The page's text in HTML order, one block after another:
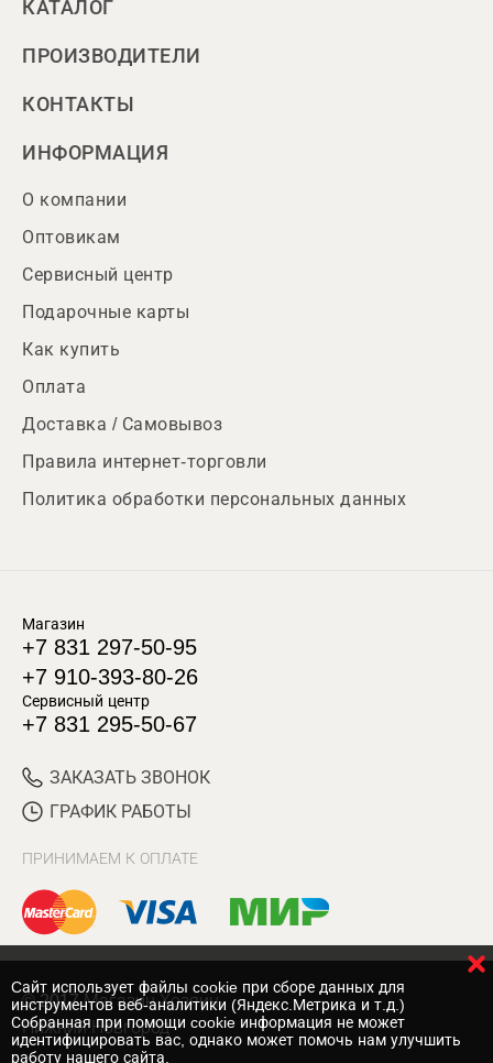
КАТАЛОГ
ПРОИЗВОДИТЕЛИ
КОНТАКТЫ
ИНФОРМАЦИЯ
О компании
Оптовикам
Сервисный центр
Подарочные карты
Как купить
Оплата
Доставка / Самовывоз
Правила интернет-торговли
Политика обработки персональных данных
Магазин
+7 831 297-50-95
+7 910-393-80-26
Сервисный центр
+7 831 295-50-67
ЗАКАЗАТЬ ЗВОНОК
ГРАФИК РАБОТЫ
ПРИНИМАЕМ К ОПЛАТЕ
© 2017 Магазин Хозяин
Нижний Новгород
Cайт использует файлы cookie при сборе данных для
инструментов веб-аналитики (Яндекс.Метрика и т.д.)
Собранная при помощи cookie информация не может
идентифицировать вас, однако может помочь нам улучшить
работу нашего сайта.